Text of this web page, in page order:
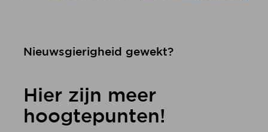
Nieuwsgierigheid gewekt?
Hier zijn meer
hoogtepunten!